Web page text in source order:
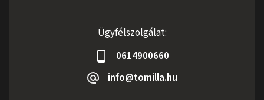
Ügyfélszolgálat:
0614900660
info@tomilla.hu